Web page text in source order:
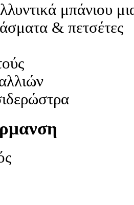
μπάνιου
& πετσέτες